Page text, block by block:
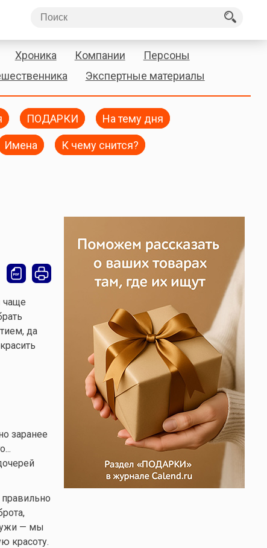
Хроника Компании
Персоны
Экспертные материалы
ПОДАРКИ На тему дня
Имена К чему снится?
чаще
да
заранее
— мы
красоту.